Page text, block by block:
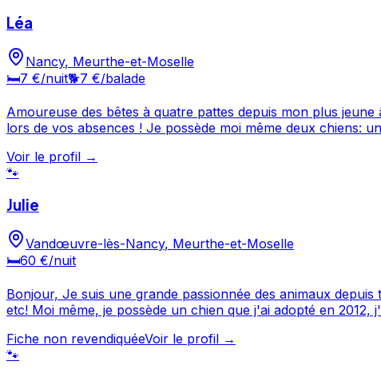
Léa
Nancy, Meurthe-et-Moselle
🛏️7 €/nuit🐕7 €/balade
Amoureuse des bêtes à quatre pattes depuis mon plus
lors de vos absences ! Je possède moi même deux chiens: un loup tchèque et un croisé boxer. Vivant tous deux en parfaite harmonie avec un furet et quelques rongeurs.
piétonne donc sans circulation. Possibilité d'une garde à la
Voir le profil →
🐾
Julie
Vandœuvre-lès-Nancy, Meurthe-et-Moselle
🛏️60 €/nuit
Bonjour, Je suis une grande passionnée des animaux depuis toujours. J'ai depuis mon enfance toujours était en contact permanent avec animaux en tout genre chien chat
etc! Moi même, je possède un chien que j'ai adopté en 2012, j'ai
Fiche non revendiquéeVoir le profil →
🐾